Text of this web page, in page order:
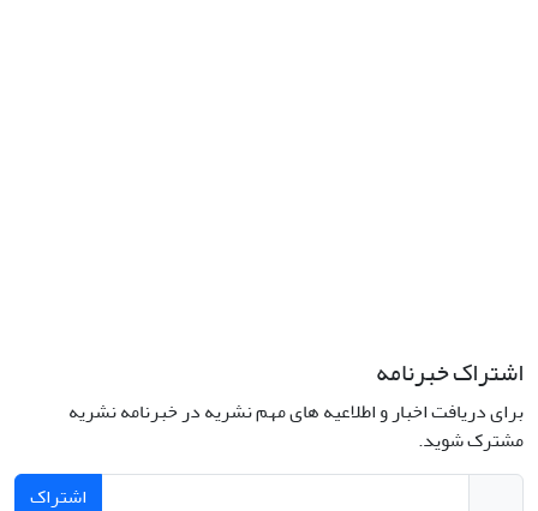
اشتراک خبرنامه
برای دریافت اخبار و اطلاعیه های مهم نشریه در خبرنامه نشریه
مشترک شوید.
اشتراک